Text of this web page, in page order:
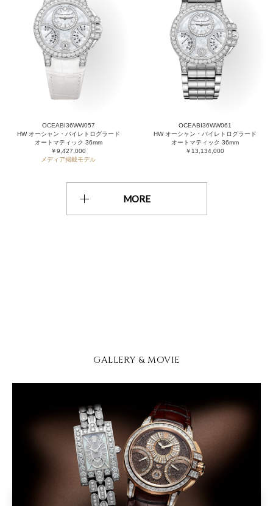
OCEABI36WW057
HW オーシャン・バイレトログラード
オートマティック 36mm
￥9,427,000
メディア掲載モデル
OCEABI36WW061
HW オーシャン・バイレトログラード
オートマティック 36mm
￥13,134,000
MORE
GALLERY & MOVIE